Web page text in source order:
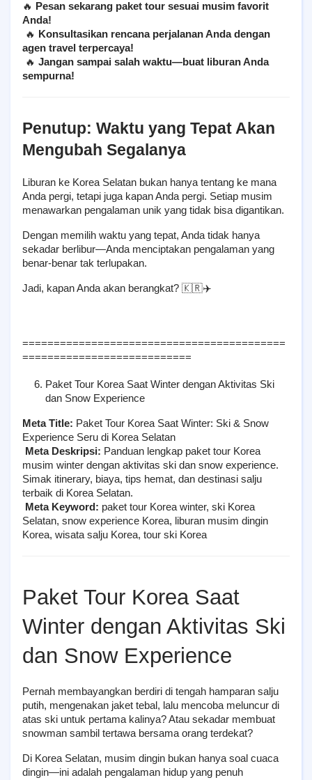
🔥 Pesan sekarang paket tour sesuai musim favorit
Anda!
🔥 Konsultasikan rencana perjalanan Anda dengan
agen travel terpercaya!
🔥 Jangan sampai salah waktu—buat liburan Anda
sempurna!
Penutup: Waktu yang Tepat Akan
Mengubah Segalanya
Liburan ke Korea Selatan bukan hanya tentang ke mana
Anda pergi, tetapi juga kapan Anda pergi. Setiap musim
menawarkan pengalaman unik yang tidak bisa digantikan.
Dengan memilih waktu yang tepat, Anda tidak hanya
sekadar berlibur—Anda menciptakan pengalaman yang
benar-benar tak terlupakan.
Jadi, kapan Anda akan berangkat? 🇰🇷✈️
==========================================
===========================
Paket Tour Korea Saat Winter dengan Aktivitas Ski
dan Snow Experience
Meta Title: Paket Tour Korea Saat Winter: Ski & Snow
Experience Seru di Korea Selatan
Meta Deskripsi: Panduan lengkap paket tour Korea
musim winter dengan aktivitas ski dan snow experience.
Simak itinerary, biaya, tips hemat, dan destinasi salju
terbaik di Korea Selatan.
Meta Keyword: paket tour Korea winter, ski Korea
Selatan, snow experience Korea, liburan musim dingin
Korea, wisata salju Korea, tour ski Korea
Paket Tour Korea Saat
Winter dengan Aktivitas Ski
dan Snow Experience
Pernah membayangkan berdiri di tengah hamparan salju
putih, mengenakan jaket tebal, lalu mencoba meluncur di
atas ski untuk pertama kalinya? Atau sekadar membuat
snowman sambil tertawa bersama orang terdekat?
Di Korea Selatan, musim dingin bukan hanya soal cuaca
dingin—ini adalah pengalaman hidup yang penuh